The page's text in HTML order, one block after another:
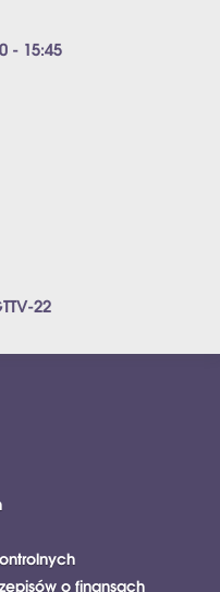
- 15:45
22
o finansach